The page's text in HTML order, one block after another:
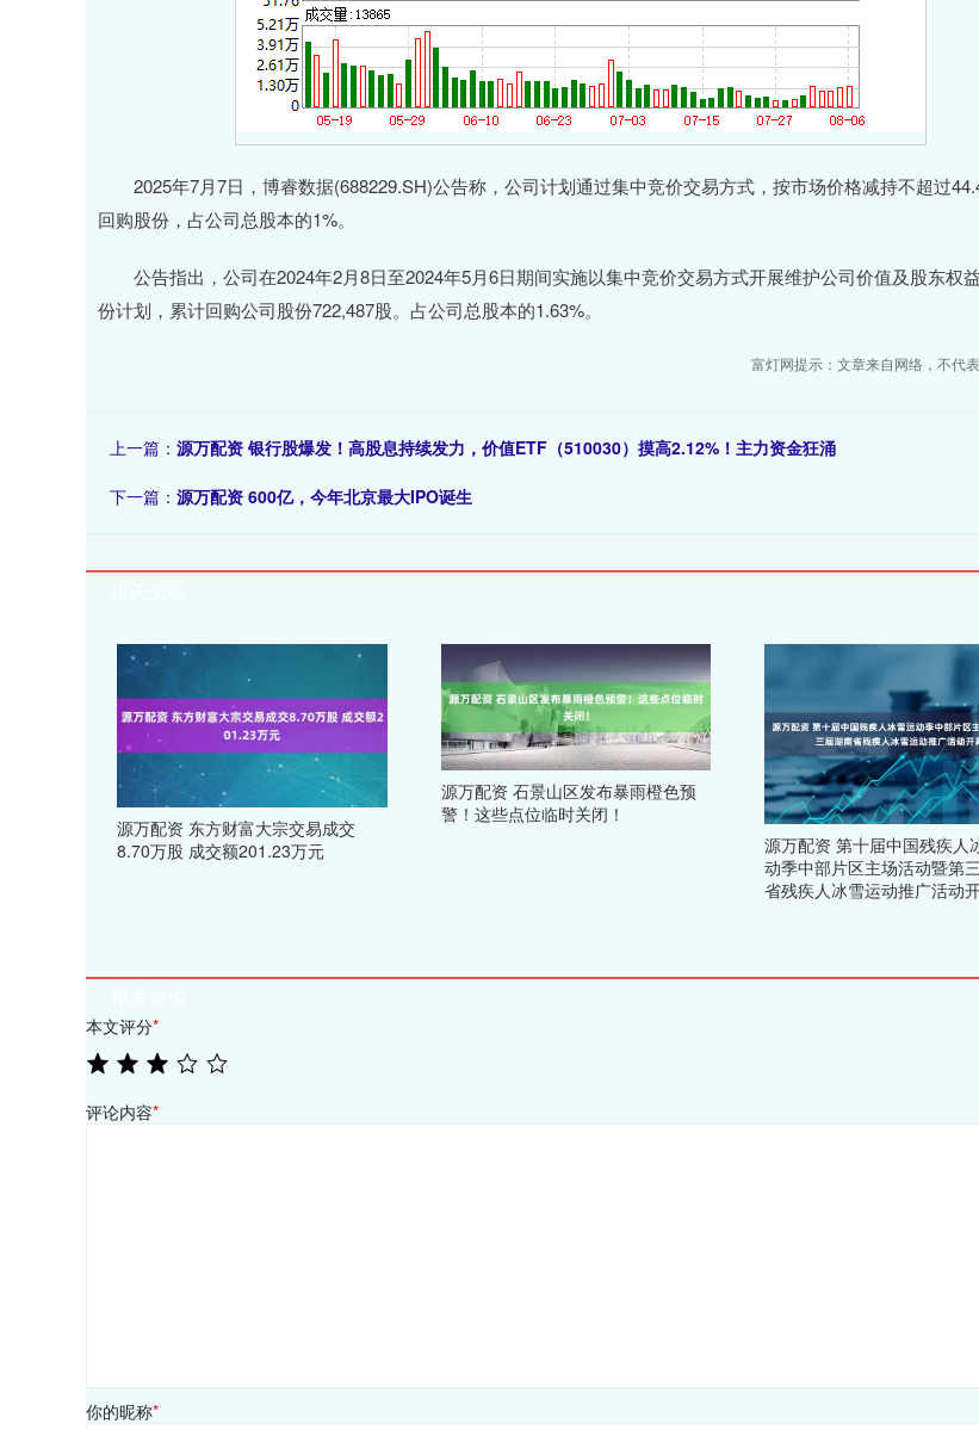
2025年7月7日，博睿数据(688229.SH)公告称，公司计划通过集中竞价交易方式，按市场价格减持不超过
回购股份，占公司总股本的1%。
公告指出，公司在2024年2月8日至2024年5月6日期间实施以集中竞价交易方式开展维护公司价值及股东权
份计划，累计回购公司股份722,487股。占公司总股本的1.63%。
富灯网提示：文章来自网络，不代表
上一篇： 源万配资 银行股爆发！高股息持续发力，价值ETF（510030）摸高2.12%！主力资金狂涌
下一篇： 源万配资 600亿，今年北京最大IPO诞生
源万配资 东方财富大宗交易成交
8.70万股 成交额201.23万元
源万配资 石景山区发布暴雨橙色预
警！这些点位临时关闭！
源万配资 第十届中国残疾人
动季中部片区主场活动暨第
省残疾人冰雪运动推广活动
本文评分*
评论内容*
你的昵称*